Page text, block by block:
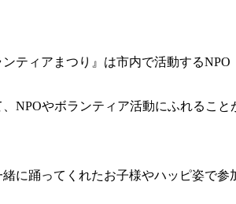
ティアまつり』は市内で活動する
NPOやボランティア活動にふれるこ
に踊ってくれたお子様やハッピ姿で